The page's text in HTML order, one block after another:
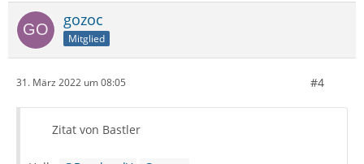
gozoc
Mitglied
31. März 2022 um 08:05 #4
Zitat von Bastler